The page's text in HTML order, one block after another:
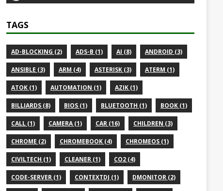
TAGS
AD-BLOCKING (2) ADS-B (1) AI (8) ANDROID (3)
ANSIBLE (3) ARM (4) ASTERISK (3) ATERM (1)
ATOK (1) AUTOMATION (1) AZIK (1)
BILLIARDS (8) BIOS (1) BLUETOOTH (1) BOOK (1)
CALL (1) CAMERA (1) CAR (16) CHILDREN (3)
CHROME (2) CHROMEBOOK (4) CHROMEOS (1)
CIVILTECH (1) CLEANER (1) CO2 (4)
CODE-SERVER (1) CONTEXTDJ (1) DMONITOR (2)